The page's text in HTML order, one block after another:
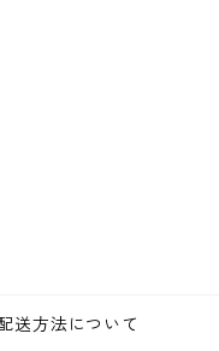
送方法について